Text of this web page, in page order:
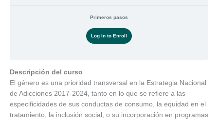
Primeros pasos
Log In to Enroll
Descripción del curso
El género es una prioridad transversal en la Estrategia Nacional
de Adicciones 2017-2024, tanto en lo que se refiere a las
especificidades de sus conductas de consumo, la equidad en el
tratamiento, la inclusión social, o su incorporación en programas